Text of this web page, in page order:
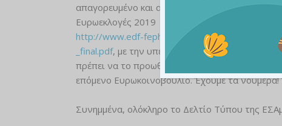
απαγορευμένο και αποτελεί αίτημα και
Ευρωεκλογές 2019
http://www.edf-feph.org/sites/default/files/
_final.pdf, με την υπερψήφιση του οποίου ο κ.
πρέπει να το προωθήσουμε, τώρα πρέπει να
επόμενο Ευρωκοινοβούλιο. Έχουμε τα
Συνημμένα, ολόκληρο το Δελτίο Τύπου της